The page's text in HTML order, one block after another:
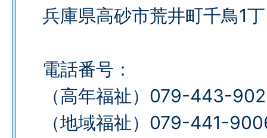
兵庫県高砂市荒井町千鳥1
電話番号：
（高年福祉）079-443-
（地域福祉）079-441-